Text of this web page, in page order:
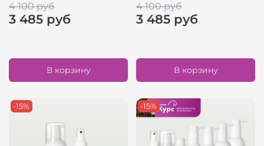
4 100 руб
3 485 руб
В корзину
4 100 руб
3 485 руб
В корзину
-15% -15%